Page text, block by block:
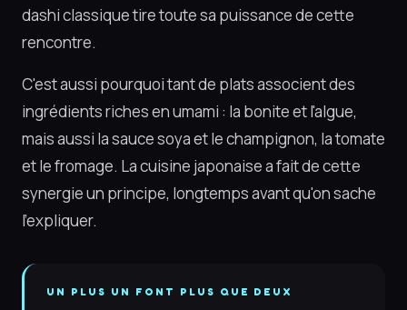
dashi classique tire toute sa puissance de cette
rencontre.
C'est aussi pourquoi tant de plats associent des
ingrédients riches en umami : la bonite et l'algue,
mais aussi la sauce soya et le champignon, la tomate
et le fromage. La cuisine japonaise a fait de cette
synergie un principe, longtemps avant qu'on sache
l'expliquer.
UN PLUS UN FONT PLUS QUE DEUX